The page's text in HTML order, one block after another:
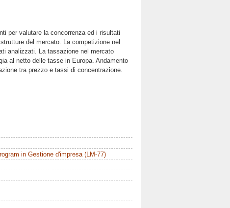
per valutare la concorrenza ed i risultati
del mercato. La competizione nel
analizzati. La tassazione nel mercato
al netto delle tasse in Europa. Andamento
tra prezzo e tassi di concentrazione.
in Gestione d'impresa (LM-77)